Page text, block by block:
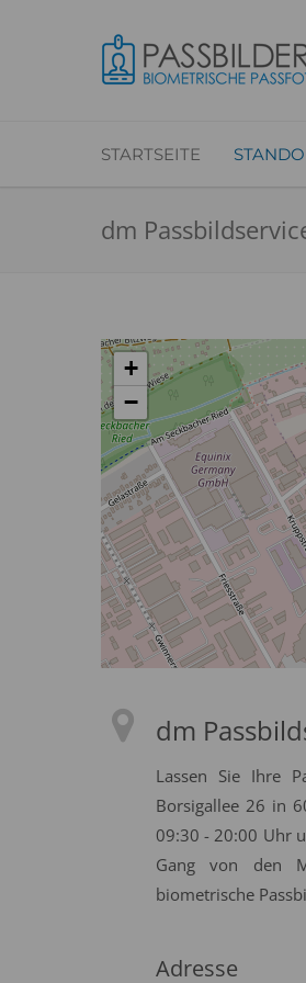
STARTSEITE
dm
+
−
dm
Lassen Sie Ihre
Borsigallee 26 in
09:30 - 20:00 Uhr
Gang von den
biometrische
Adresse